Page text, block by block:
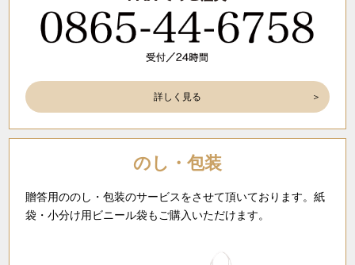
詳しく見る
のし・包装
贈答用ののし・包装のサービスをさせて頂いております。紙
袋・小分け用ビニール袋もご購入いただけます。